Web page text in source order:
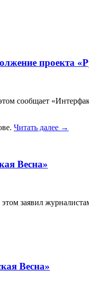
проекта
сообщает
Читать далее →
Весна»
заявил
Весна»